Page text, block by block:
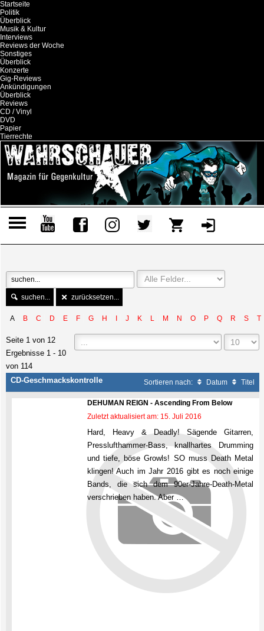
Startseite
Politik
Überblick
Musik & Kultur
Interviews
Reviews der Woche
Sonstiges
Überblick
Konzerte
Gig-Reviews
Ankündigungen
Überblick
Reviews
CD / Vinyl
DVD
Papier
Tierrechte
suchen... zurücksetzen...
A B C D E F G H J K L M N O P Q R S T
Seite 1 von 12
Ergebnisse 1 - 10
von 114
CD-Geschmackskontrolle
Sortieren nach: Datum Titel
DEHUMAN REIGN - Ascending From Below
Zuletzt aktualisiert am: 15. Juli 2016
Hard, Heavy & Deadly! Sägende Gitarren,
Presslufthammer-Bass, knallhartes Drumming
und tiefe, böse Growls! SO muss Death Metal
klingen! Auch im Jahr 2016 gibt es noch einige
Bands, die sich dem 90er-Jahre-Death-Metal
verschrieben haben. Aber …